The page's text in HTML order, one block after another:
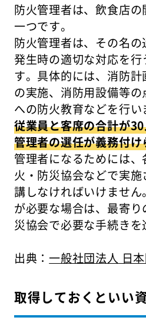
防火管理者は、飲食店
一つです。
防火管理者は、その名
発生時の適切な対応を
す。具体的には、消防
の実施、消防用設備等
への防火教育などを行い
従業員と客席の合計が
管理者の選任が義務付
管理者になるためには
火・防災協会などで実
講しなければいけませ
が必要な場合は、最寄
災協会で必要な手続きを
出典： 一般社団法人 日
取得しておくといい